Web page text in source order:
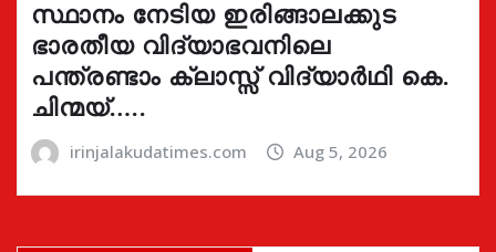
സ്ഥാനം നേടിയ ഇരിങ്ങാലക്കുട
ഭാരതീയ വിദ്യാഭവനിലെ
പന്ത്രണ്ടാം ക്ലാസ്സ് വിദ്യാർഥി കെ.
ചിന്മയ്…..
irinjalakudatimes.com Aug 5, 2026